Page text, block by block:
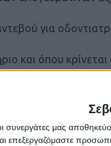
οι συνεργάτες μας
επεξεργαζόμαστε
για
και όπου
ειδική άδεια.
στο Νοσοκομείο
λοίμωξης